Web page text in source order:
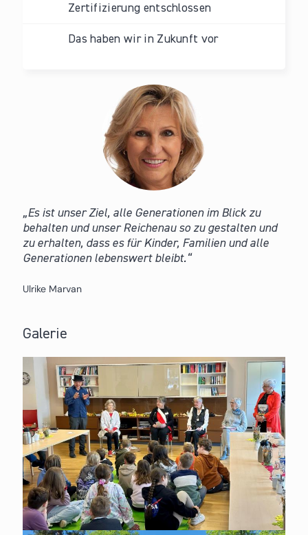
Zertifizierung entschlossen
Das haben wir in Zukunft vor
Es ist unser Ziel, alle Generationen im Blick zu
behalten und unser Reichenau so zu gestalten und
zu erhalten, dass es für Kinder, Familien und alle
Generationen lebenswert bleibt.
Ulrike Marvan
Galerie